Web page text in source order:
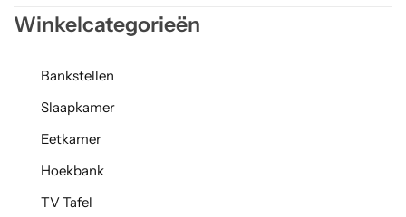
Winkelcategorieën
Bankstellen
Slaapkamer
Eetkamer
Hoekbank
TV Tafel